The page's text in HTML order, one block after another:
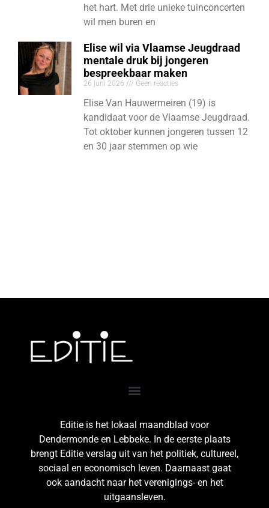
het hart. Met drie unieke tuinconcerten
wil men buren en
Elise wil via Vlaamse Jeugdraad
mentale druk bij jongeren
bespreekbaar maken
26 juni 2026 Geen reacties
Elise Van Hauwermeiren (19) is
kandidaat voor de Vlaamse Jeugdraad.
Tot oktober kunnen jongeren tussen 12
en 30 jaar stemmen op wie
Editie is het lokaal maandblad voor
Dendermonde en Lebbeke. In de eerste plaats
brengt Editie verslag uit van het politiek, cultureel,
sociaal en economisch leven. Daarnaast gaat
ook aandacht naar het verenigings- en het
uitgaansleven.